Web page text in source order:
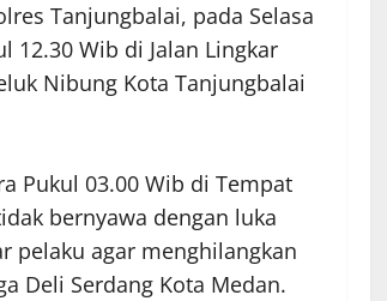
Tanjungbalai, pada Selasa
12.30 Wib di Jalan Lingkar
Nibung Kota Tanjungbalai
Pukul 03.00 Wib di Tempat
bernyawa dengan luka
pelaku agar menghilangkan
Deli Serdang Kota Medan.